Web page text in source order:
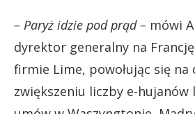
– Paryż idzie pod prąd – mówi
dyrektor generalny na
firmie Lime, powołując się na
zwiększeniu liczby e-hujanów